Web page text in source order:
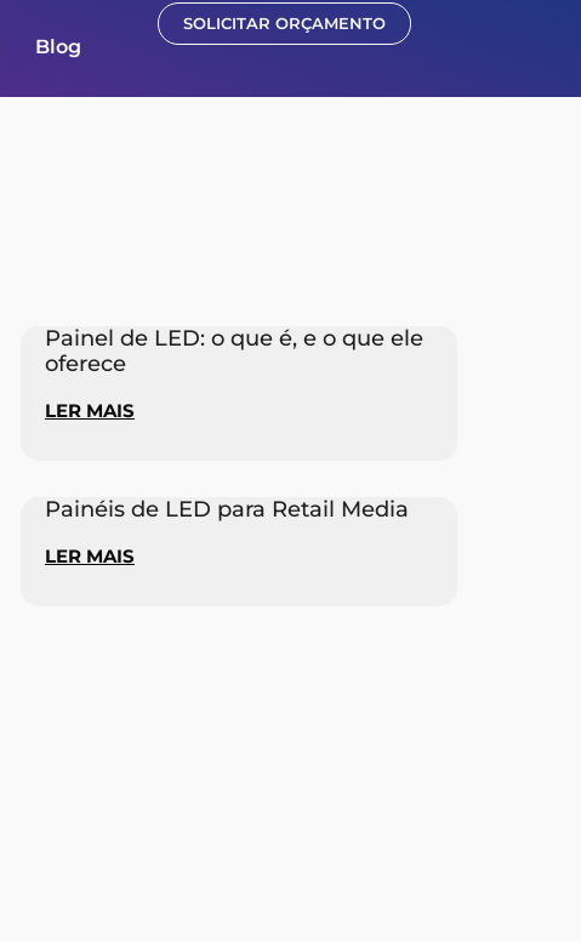
Blog
SOLICITAR ORÇAMENTO
Painel de LED: o que é, e o que ele
oferece
LER MAIS
Painéis de LED para Retail Media
LER MAIS